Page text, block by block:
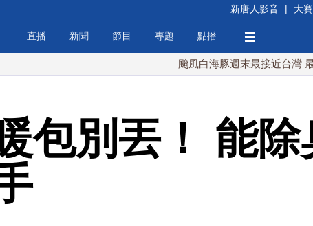
新唐人影音 | 大賽
直播 新聞 節目 專題 點播
颱風白海豚週末最接近台灣 最快9日可
包別丟！ 能